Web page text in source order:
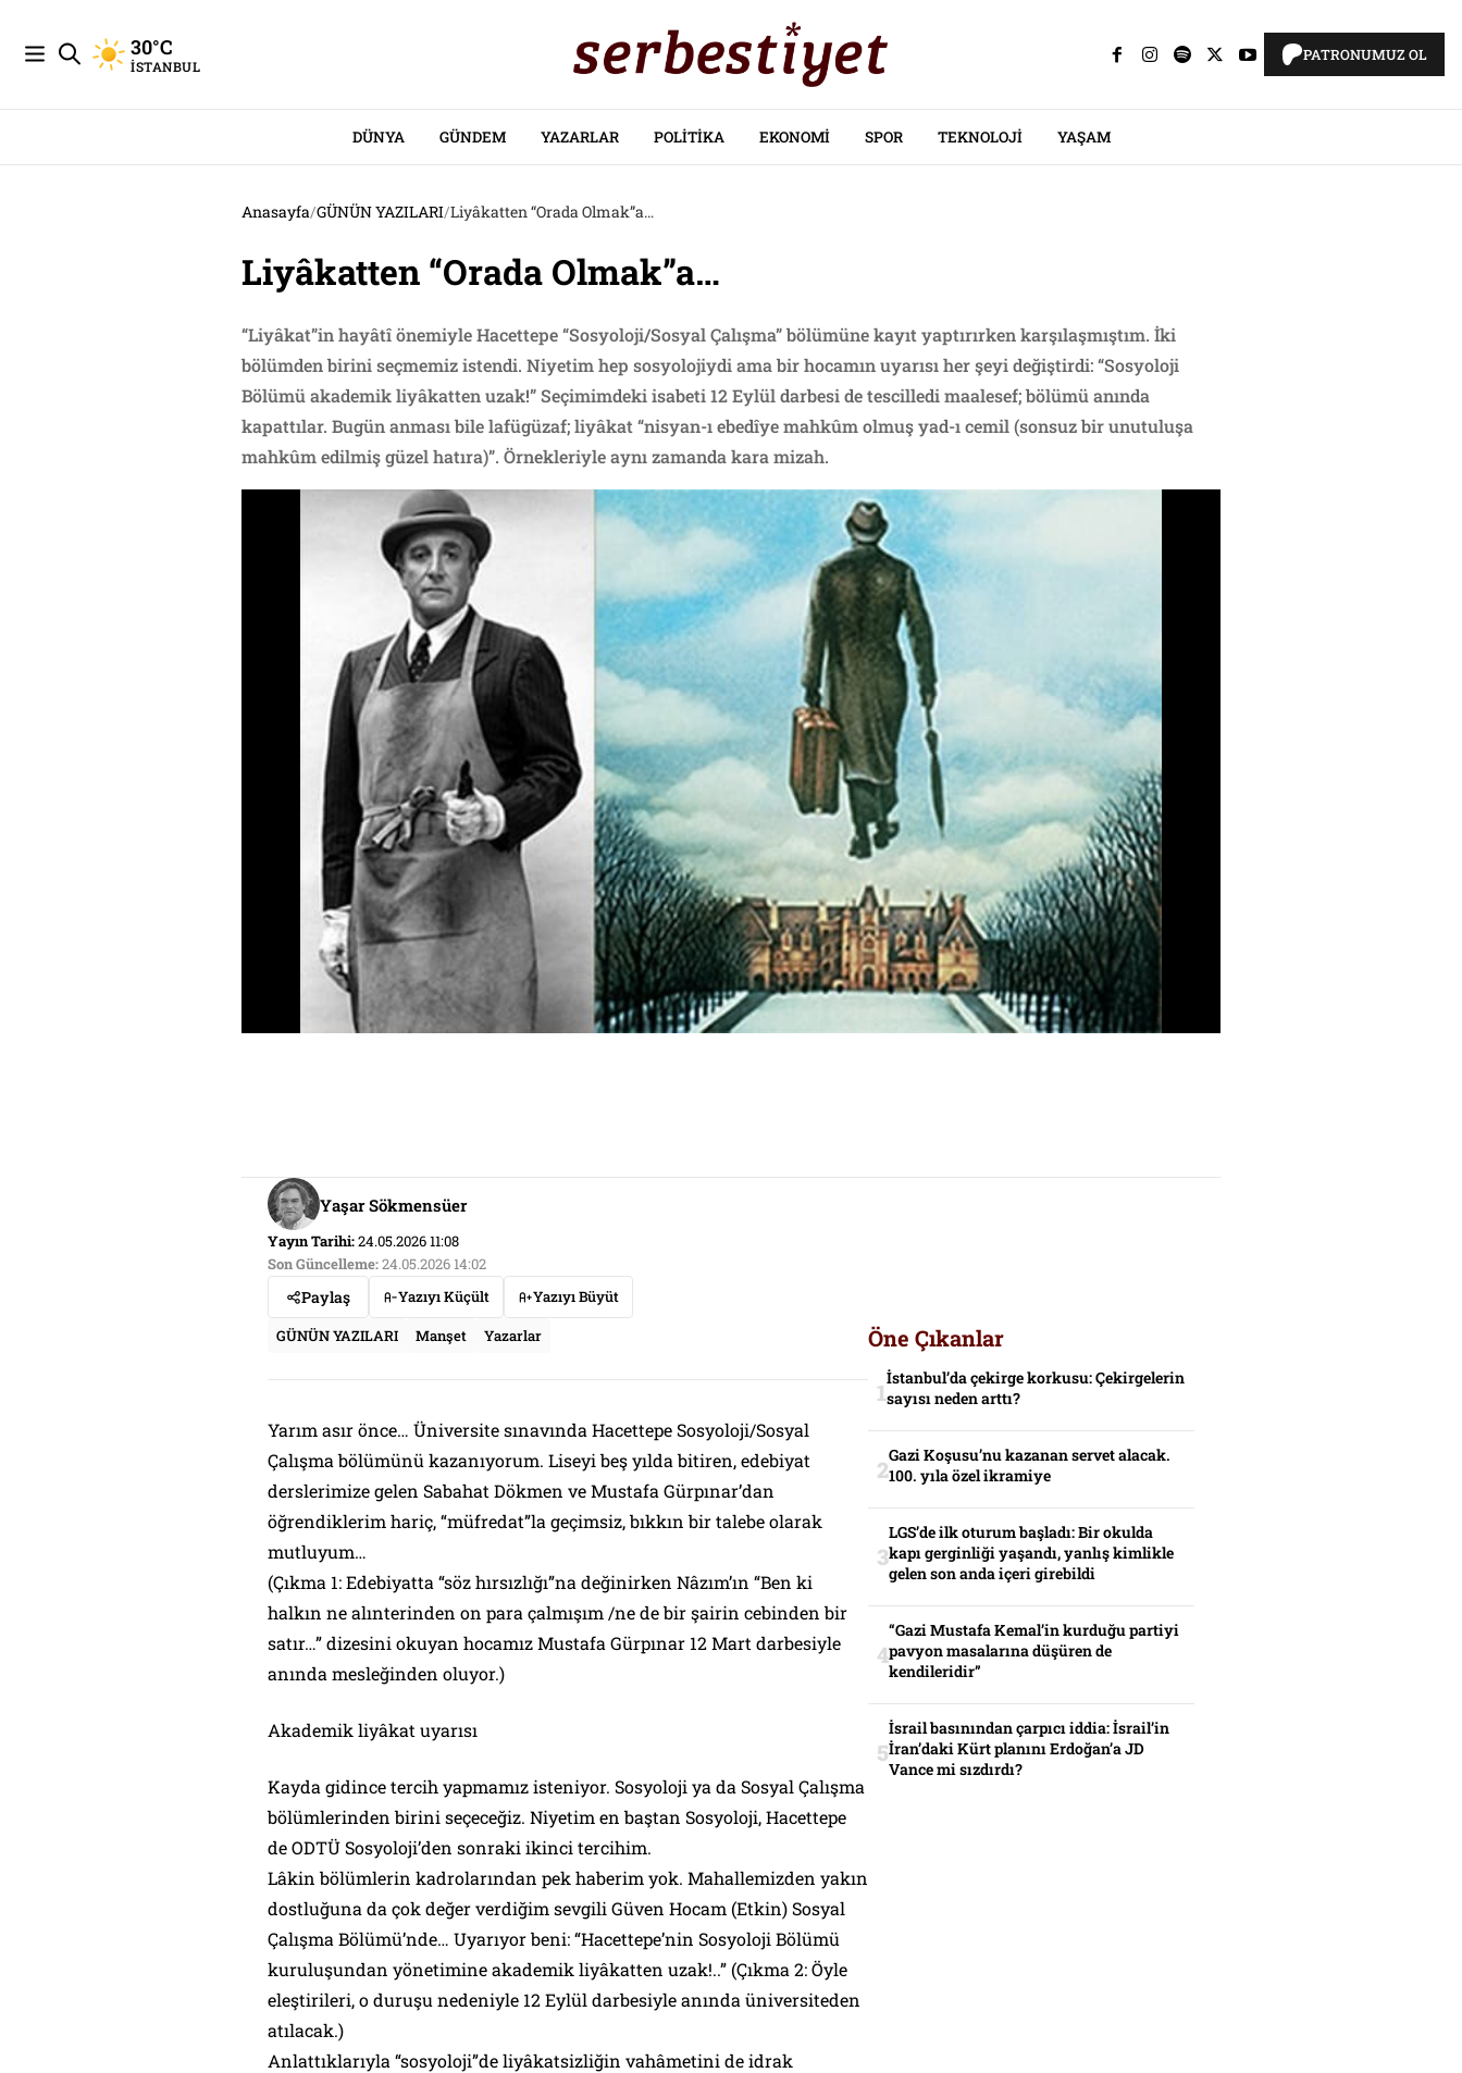
30°C
İSTANBUL
PATRONUMUZ OL
DÜNYA GÜNDEM YAZARLAR POLITIKA EKONOMI SPOR TEKNOLOJI YAŞAM
Anasayfa/GÜNÜN YAZILARI/Liyâkatten “Orada Olmak”a…
Liyâkatten “Orada Olmak”a…
“Liyâkat”in hayâtî önemiyle Hacettepe “Sosyoloji/Sosyal Çalışma” bölümüne kayıt yaptırırken karşılaşmıştım. İki
bölümden birini seçmemiz istendi. Niyetim hep sosyolojiydi ama bir hocamın uyarısı her şeyi değiştirdi: “Sosyoloji
Bölümü akademik liyâkatten uzak!” Seçimimdeki isabeti 12 Eylül darbesi de tescilledi maalesef; bölümü anında
kapattılar. Bugün anması bile lafügüzaf; liyâkat “nisyan-ı ebedîye mahkûm olmuş yad-ı cemil (sonsuz bir unutuluşa
mahkûm edilmiş güzel hatıra)”. Örnekleriyle aynı zamanda kara mizah.
Yaşar Sökmensüer
Yayın Tarihi:24.05.2026 11:08
Son Güncelleme:24.05.2026 14:02
Paylaş Yazıyı Küçült
Yazıyı Büyüt
GÜNÜN YAZILARI
Manşet Yazarlar
Yarım asır önce… Üniversite sınavında Hacettepe Sosyoloji/Sosyal
Çalışma bölümünü kazanıyorum. Liseyi beş yılda bitiren, edebiyat
derslerimize gelen Sabahat Dökmen ve Mustafa Gürpınar’dan
öğrendiklerim hariç, “müfredat”la geçimsiz, bıkkın bir talebe olarak
mutluyum…
(Çıkma 1: Edebiyatta “söz hırsızlığı”na değinirken Nâzım’ın “Ben ki
halkın ne alınterinden on para çalmışım /ne de bir şairin cebinden bir
satır…” dizesini okuyan hocamız Mustafa Gürpınar 12 Mart darbesiyle
anında mesleğinden oluyor.)
Akademik liyâkat uyarısı
Kayda gidince tercih yapmamız isteniyor. Sosyoloji ya da Sosyal Çalışma
bölümlerinden birini seçeceğiz. Niyetim en baştan Sosyoloji, Hacettepe
de ODTÜ Sosyoloji’den sonraki ikinci tercihim.
Lâkin bölümlerin kadrolarından pek haberim yok. Mahallemizden yakın
dostluğuna da çok değer verdiğim sevgili Güven Hocam (Etkin) Sosyal
Çalışma Bölümü’nde… Uyarıyor beni: “Hacettepe’nin Sosyoloji Bölümü
kuruluşundan yönetimine akademik liyâkatten uzak!..” (Çıkma 2: Öyle
eleştirileri, o duruşu nedeniyle 12 Eylül darbesiyle anında üniversiteden
atılacak.)
Anlattıklarıyla “sosyoloji”de liyâkatsizliğin vahâmetini de idrak
Öne Çıkanlar
İstanbul’da çekirge korkusu: Çekirgelerin
sayısı neden arttı?
Gazi Koşusu’nu kazanan servet alacak.
100. yıla özel ikramiye
LGS’de ilk oturum başladı: Bir okulda
kapı gerginliği yaşandı, yanlış kimlikle
gelen son anda içeri girebildi
“Gazi Mustafa Kemal’in kurduğu partiyi
pavyon masalarına düşüren de
kendileridir”
İsrail basınından çarpıcı iddia: İsrail’in
İran’daki Kürt planını Erdoğan’a JD
Vance mi sızdırdı?